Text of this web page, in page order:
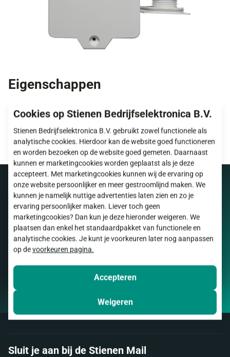
Eigenschappen
AWV10B Wateraanlegvoeler + klemband 10k
Productopties
10.62.00
Sluit je aan bij de Stienen Mail
Cookies op Stienen Bedrijfselektronica B.V.
Stienen Bedrijfselektronica B.V. gebruikt zowel functionele als
analytische cookies. Hierdoor kan de website goed functioneren
en worden bezoeken op de website goed gemeten. Daarnaast
kunnen er marketingcookies worden geplaatst als je deze
accepteert. Met marketingcookies kunnen wij de ervaring op
onze website persoonlijker en meer gestroomlijnd maken. We
kunnen je namelijk nuttige advertenties laten zien en zo je
ervaring persoonlijker maken. Liever toch geen
marketingcookies? Dan kun je deze hieronder weigeren. We
plaatsen dan enkel het standaardpakket van functionele en
analytische cookies. Je kunt je voorkeuren later nog aanpassen
op devoorkeuren pagina.
Accepteren
Weigeren